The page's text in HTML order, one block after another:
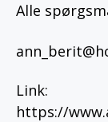
Alle
Link:
https://